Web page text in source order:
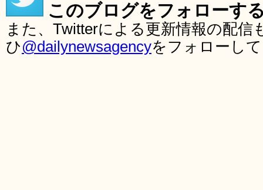
このブログをフォローす
また、Twitterによる更新情報の配
ひ@dailynewsagencyをフォローし